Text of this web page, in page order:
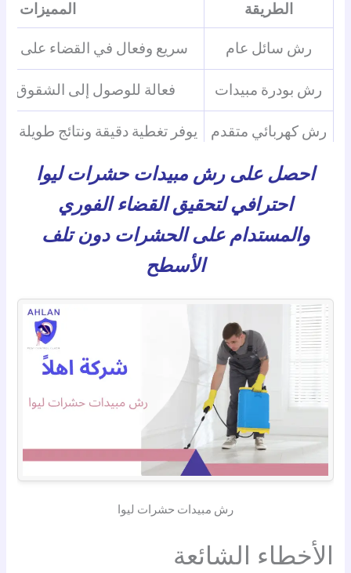
الطريقة المميزات
رش سائل عام سريع وفعال في القضاء على
رش بودرة مبيدات فعالة للوصول إلى الشقوق
رش كهربائي متقدم يوفر تغطية دقيقة ونتائج طويلة
احصل على رش مبيدات حشرات ليوا
احترافي لتحقيق القضاء الفوري
والمستدام على الحشرات دون تلف
الأسطح
رش مبيدات حشرات ليوا
الأخطاء الشائعة